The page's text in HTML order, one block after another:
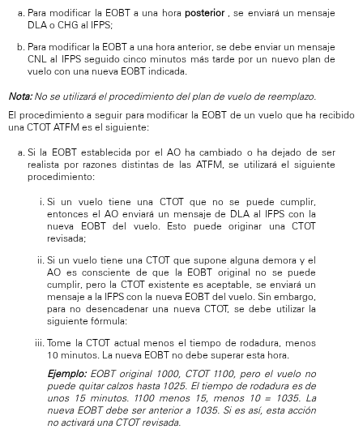
Para modificar la EOBT a una hora posterior, se enviará un mensaje
DLA o CHG al IFPS;
Para modificar la EOBT a una hora anterior, se debe enviar un mensaje
CNL al IFPS seguido cinco minutos más tarde por un nuevo plan de
vuelo con una nueva EOBT indicada.
Nota:No se utilizará el procedimiento del plan de vuelo de reemplazo.
El procedimiento a seguir para modificar la EOBT de un vuelo que ha recibido
una CTOT ATFM es el siguiente:
Si la EOBT establecida por el AO ha cambiado o ha dejado de ser
realista por razones distintas de las ATFM, se utilizará el siguiente
procedimiento:
Si un vuelo tiene una CTOT que no se puede cumplir,
entonces el AO enviará un mensaje de DLA al IFPS con la
nueva EOBT del vuelo. Esto puede originar una CTOT
revisada;
Si un vuelo tiene una CTOT que supone alguna demora y el
AO es consciente de que la EOBT original no se puede
cumplir, pero la CTOT existente es aceptable, se enviará un
mensaje a la IFPS con la nueva EOBT del vuelo. Sin embargo,
para no desencadenar una nueva CTOT, se debe utilizar la
siguiente fórmula:
Tome la CTOT actual menos el tiempo de rodadura, menos
10 minutos. La nueva EOBT no debe superar esta hora.
Ejemplo:EOBT original 1000, CTOT 1100, pero el vuelo no
puede quitar calzos hasta 1025. El tiempo de rodadura es de
unos 15 minutos. 1100 menos 15, menos 10 = 1035. La
nueva EOBT debe ser anterior a 1035. Si es así, esta acción
no activará una CTOT revisada.